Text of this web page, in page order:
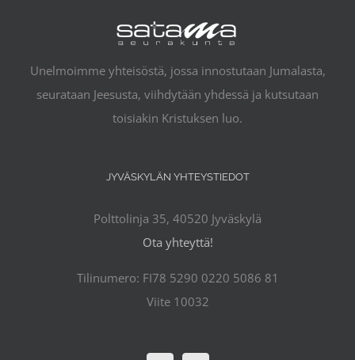
Unelmoimme yhteisöstä, jossa innostutaan Jumalasta,
seurataan Jeesusta, viihdytään yhdessä ja kutsutaan
toisiakin Kristuksen luo.
JYVÄSKYLÄN YHTEYSTIEDOT
Polttolinja 35, 40520 Jyväskylä
Ota yhteyttä!
Tilinumero: FI78 5290 0220 5086 81
Viite 10032